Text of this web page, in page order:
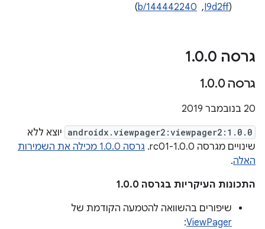
‫(
I9d2ff
, ‏
b/144442240
)
גרסה 1 .0.0
גרסה 1 .0.0
20 בנובמבר 2019
androidx.viewpager2:viewpager2:1.0.0 יוצא ללא
שינויים מגרסה 1.0.0-rc01.
גרסה 1.0.0 מכילה את השמירות
האלה.
התכונות העיקריות בגרסה 1.0.0
שיפורים בהשוואה להטמעה הקודמת של
ViewPager
: